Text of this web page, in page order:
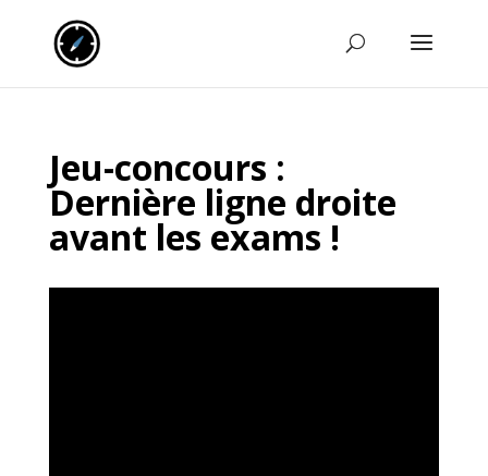
Jeu-concours :
Dernière ligne droite
avant les exams !